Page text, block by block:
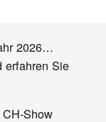
2026…
erfahren Sie
Show